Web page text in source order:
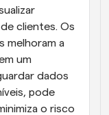
clientes. Os
melhoram a
um
dados
pode
o risco